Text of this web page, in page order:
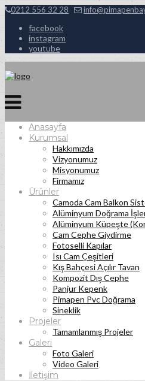
0212 556 32 28
facebook
instagram
youtube
Anasayfa
Kurumsal
Hakkımızda
Vizyonumuz
Misyonumuz
Firmamız
Ürünler
Camoda Cam Balkon
Alüminyum Doğrama
Alüminyum Küpeşte
Cam Cephe Giydirme
Fotoselli Kapılar
Isı Cam Çeşitleri
Kış Bahçesi Açılır Tavan
Kompozit Dış Cephe
Panjur Kepenk
Pimapen Pvc Doğrama
Sineklik
Projeler
Tamamlanmış Projeler
Galeri
Foto Galeri
Video Galeri
İletişim